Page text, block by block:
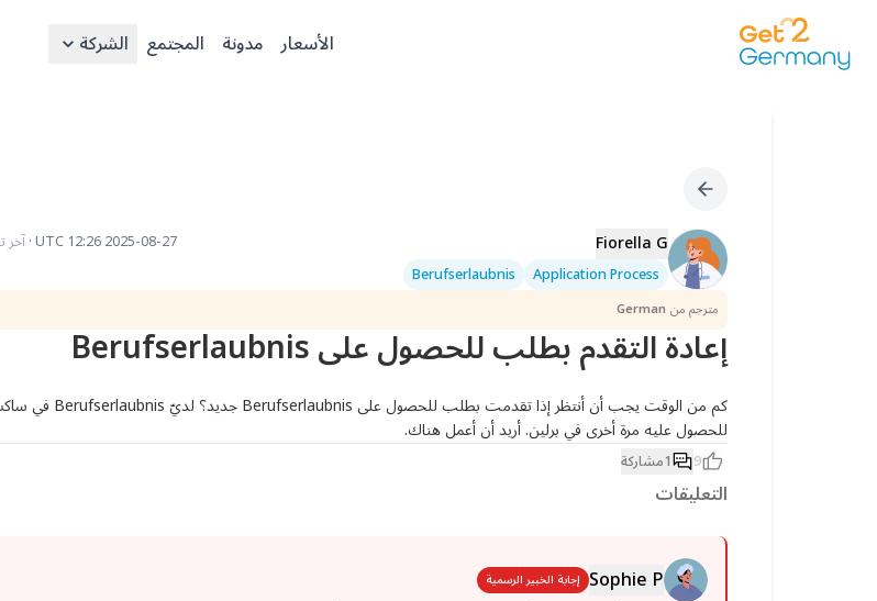
الأسعار مدونة المجتمع الشركة
Fiorella G
Application Process
Berufserlaubnis
2025-08-27 12:26 UTC
·
مترجم من German
إعادة التقدم بطلب للحصول على Berufserlaubnis
للحصول عليه مرة أخرى في برلين. أريد أن أعمل هناك.
9
1مشاركة
التعليقات
Sophie P إجابة الخبير الرسمية